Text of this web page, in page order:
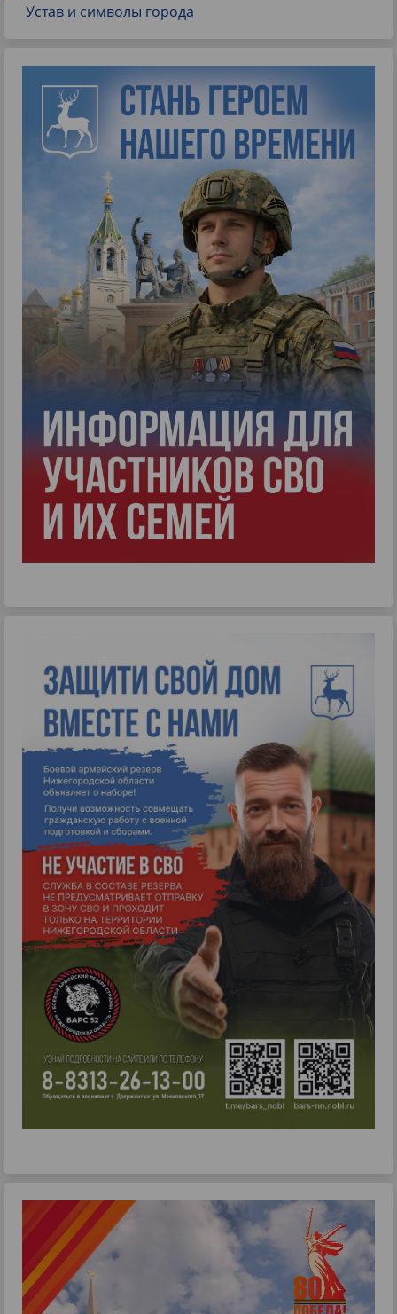
Устав и символы города